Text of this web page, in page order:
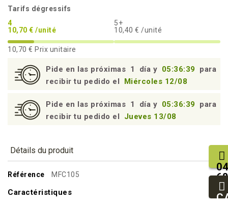
Tarifs dégressifs
4
10,70 € /unité
5+
10,40 € /unité
10,70 € Prix unitaire
Pide en las próximas 1 día y 05:36:39 para
recibir tu pedido el
Miércoles 12/08
Pide en las próximas 1 día y 05:36:39 para
recibir tu pedido el
Jueves 13/08
Détails du produit
Référence MFC105
Caractéristiques
04
68
25
93